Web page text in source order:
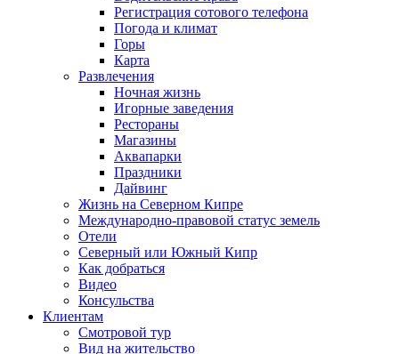
Регистрация сотового телефона
Погода и климат
Горы
Карта
Развлечения
Ночная жизнь
Игорные заведения
Рестораны
Магазины
Аквапарки
Праздники
Дайвинг
Жизнь на Северном Кипре
Международно-правовой статус земель
Отели
Северный или Южный Кипр
Как добраться
Видео
Консульства
Клиентам
Смотровой тур
Вид на жительство